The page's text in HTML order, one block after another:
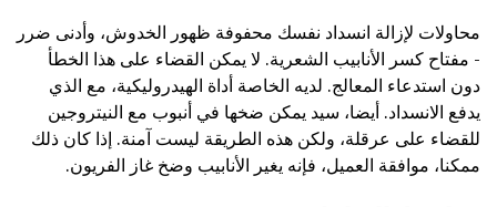
محاولات لإزالة انسداد نفسك محفوفة ظهور الخدوش، وأدنى ضرر
- مفتاح كسر الأنابيب الشعرية. لا يمكن القضاء على هذا الخطأ
دون استدعاء المعالج. لديه الخاصة أداة الهيدروليكية، مع الذي
يدفع الانسداد. أيضا، سيد يمكن ضخها في أنبوب مع النيتروجين
للقضاء على عرقلة، ولكن هذه الطريقة ليست آمنة. إذا كان ذلك
ممكنا، موافقة العميل، فإنه يغير الأنابيب وضخ غاز الفريون.